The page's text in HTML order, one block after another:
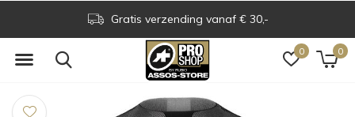
0 0
Assos Boutique op grens NL & BE